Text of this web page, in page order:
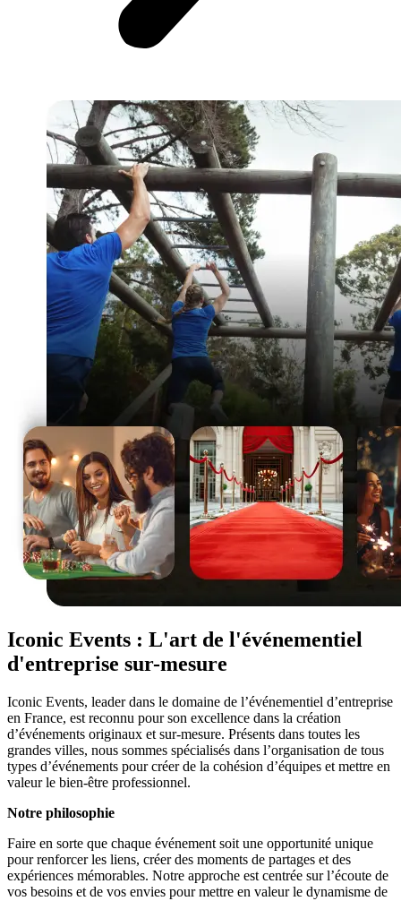
Iconic Events : L'art de l'événementiel
d'entreprise sur-mesure
Iconic Events, leader dans le domaine de l’événementiel d’entreprise
en France, est reconnu pour son excellence dans la création
d’événements originaux et sur-mesure. Présents dans toutes les
grandes villes, nous sommes spécialisés dans l’organisation de tous
types d’événements pour créer de la cohésion d’équipes et mettre en
valeur le bien-être professionnel.
Notre philosophie
Faire en sorte que chaque événement soit une opportunité unique
pour renforcer les liens, créer des moments de partages et des
expériences mémorables. Notre approche est centrée sur l’écoute de
vos besoins et de vos envies pour mettre en valeur le dynamisme de